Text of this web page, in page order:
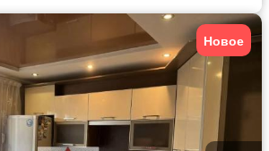
Новое